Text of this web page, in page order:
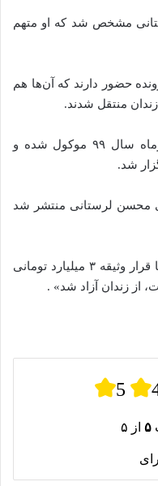
مشخص شد که او متهم
این پرونده حضور دارند که آن‌ها هم
منتقل شدند.
ادامه رسیدگی پرونده لرستانی به تیرماه سال ۹۹ موکول شده‌ و
شد.
عکسی از آزادی محسن لرستانی منتشر شد
در خبرها آمده‌ بود :«محسن لرستانی با قرار وثیقه ۳ میلیارد تومانی
5
۵ از ۵
رای